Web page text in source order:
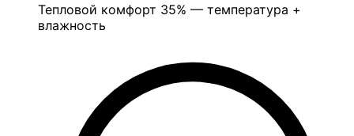
Тепловой комфорт 35% — температура +
влажность